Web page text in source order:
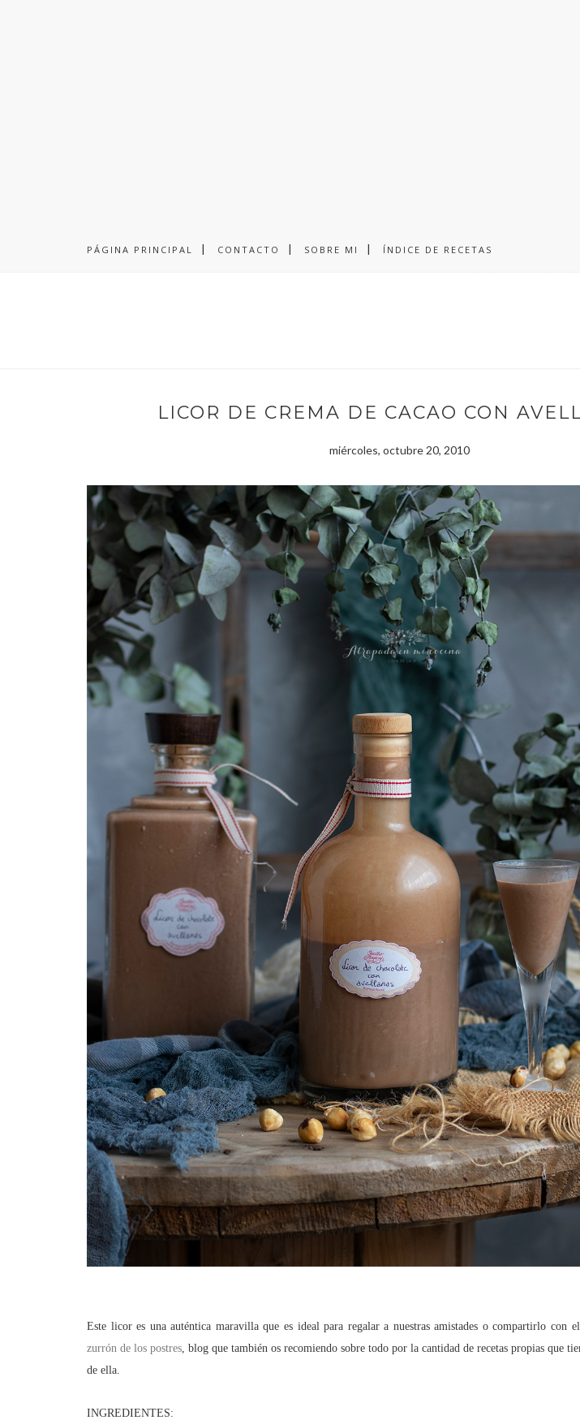
PÁGINA PRINCIPAL CONTACTO SOBRE MI ÍNDICE DE RECETAS
LICOR DE CREMA DE CACAO CON
miércoles, octubre 20, 2010
Este licor es una auténtica maravilla que es ideal para regalar a nuestras amistades o compartirlo con
zurrón de los postres blog que también os recomiendo sobre todo por la cantidad de recetas propias que
de ella.
INGREDIENTES: